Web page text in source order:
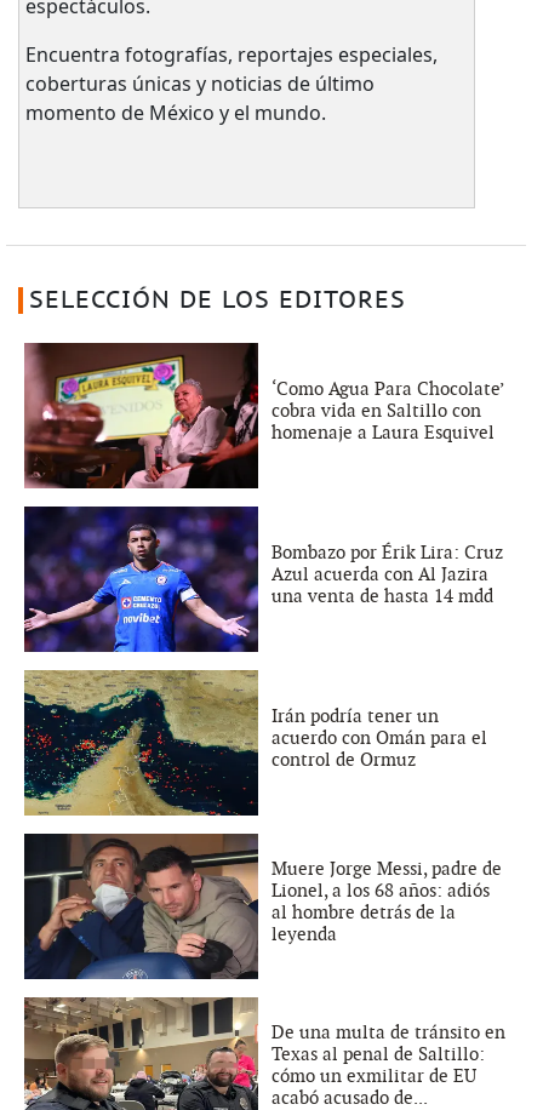
espectáculos.
Encuentra fotografías, reportajes especiales,
coberturas únicas y noticias de último
momento de México y el mundo.
SELECCIÓN DE LOS EDITORES
‘Como Agua Para Chocolate’
cobra vida en Saltillo con
homenaje a Laura Esquivel
Bombazo por Érik Lira: Cruz
Azul acuerda con Al Jazira
una venta de hasta 14 mdd
Irán podría tener un
acuerdo con Omán para el
control de Ormuz
Muere Jorge Messi, padre de
Lionel, a los 68 años: adiós
al hombre detrás de la
leyenda
De una multa de tránsito en
Texas al penal de Saltillo:
cómo un exmilitar de EU
acabó acusado de...